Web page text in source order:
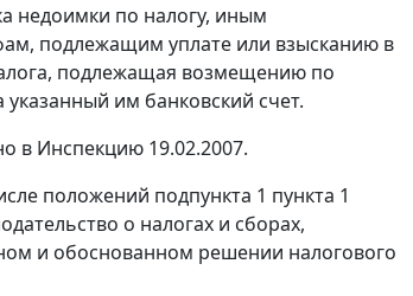
недоимки по налогу, иным
подлежащим уплате или взысканию в
подлежащая возмещению по
им банковский счет.
в Инспекцию 19.02.2007.
положений подпункта 1 пункта 1
о налогах и сборах,
и обоснованном решении налогового